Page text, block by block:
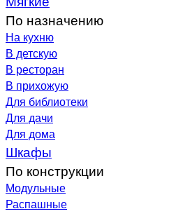
По назначению
На кухню
В детскую
В ресторан
В прихожую
Для библиотеки
Для дачи
Для дома
Шкафы
По конструкции
Модульные
Распашные